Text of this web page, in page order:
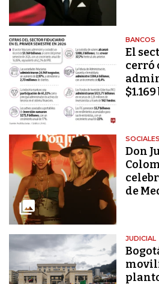
BANCOS
El
cerró
SOCIALES
Don
de
JUDICIAL